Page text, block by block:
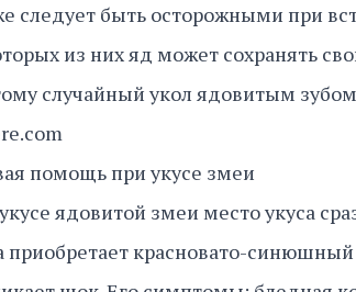
следует быть осторожными при
из них яд может сохранять
случайный укол ядовитым
помощь при укусе змеи
ядовитой змеи место укуса
приобретает красновато-